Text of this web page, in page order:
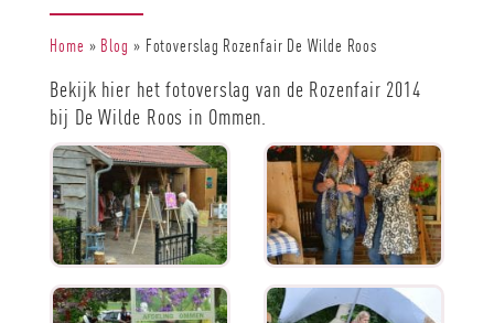
Home » Blog » Fotoverslag Rozenfair De Wilde Roos
Bekijk hier het fotoverslag van de Rozenfair 2014
bij De Wilde Roos in Ommen.